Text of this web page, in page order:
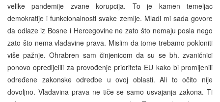
velike pandemije zvane korupcija. To je kamen temeljac
demokratije i funkcionalnosti svake zemlje. Mladi mi sada govore
da odlaze iz Bosne i Hercegovine ne zato što nemaju posla nego
zato što nema vladavine prava. Mislim da tome trebamo pokloniti
više pažnje. Ohrabren sam činjenicom da su se bh. zvaničnici
ponovo opredijelili za provođenje prioriteta EU kako bi promijenili
određene zakonske odredbe u ovoj oblasti. Ali to očito nije
dovoljno. Vladavina prava ne tiče se samo usvajanja zakona. Ti